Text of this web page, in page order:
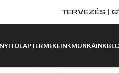
TERVEZÉS |
NYITÓLAPTERMÉKEINKMUNKÁINK